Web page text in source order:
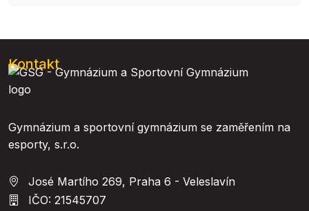
Kontakt
Gymnázium a sportovní gymnázium se zaměřením na
esporty, s.r.o.
José Martího 269, Praha 6 - Veleslavín
IČO: 21545707